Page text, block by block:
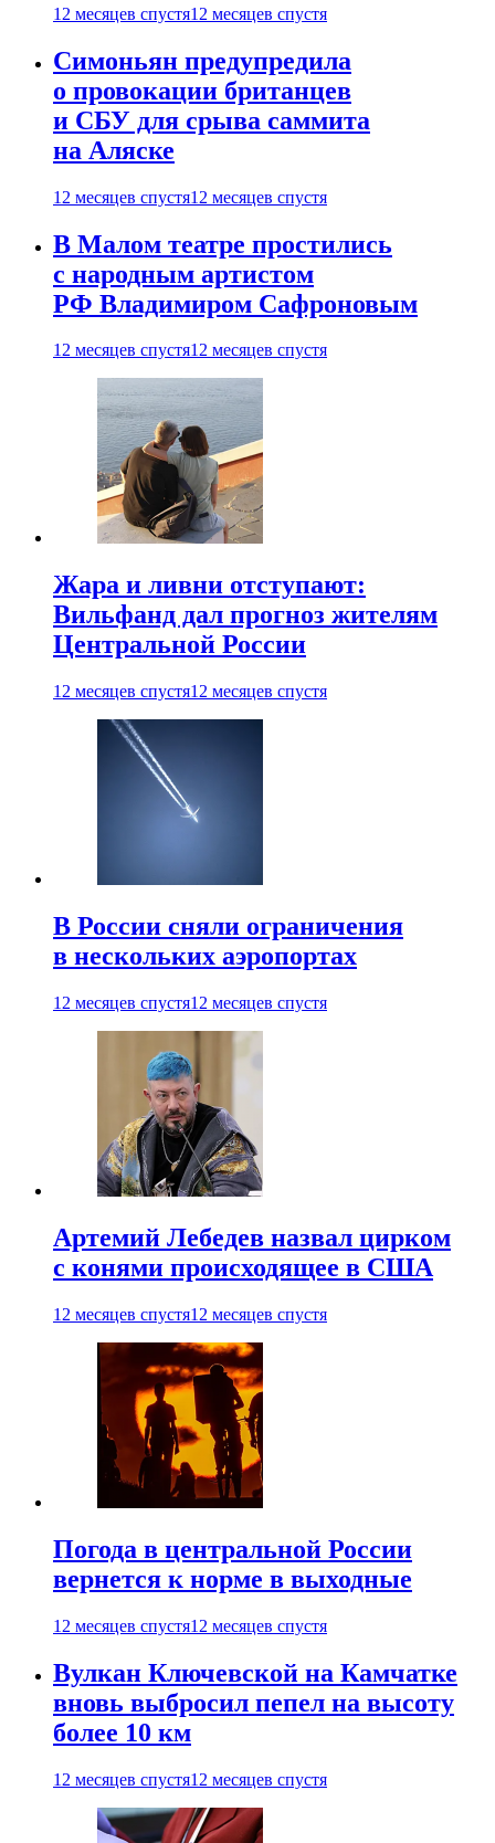
12 месяцев спустя12 месяцев спустя
Симоньян предупредила
о провокации британцев
и СБУ для срыва саммита
на Аляске
12 месяцев спустя12 месяцев спустя
В Малом театре простились
с народным артистом
РФ Владимиром Сафроновым
12 месяцев спустя12 месяцев спустя
Жара и ливни отступают:
Вильфанд дал прогноз жителям
Центральной России
12 месяцев спустя12 месяцев спустя
В России сняли ограничения
в нескольких аэропортах
12 месяцев спустя12 месяцев спустя
Артемий Лебедев назвал цирком
с конями происходящее в США
12 месяцев спустя12 месяцев спустя
Погода в центральной России
вернется к норме в выходные
12 месяцев спустя12 месяцев спустя
Вулкан Ключевской на Камчатке
вновь выбросил пепел на высоту
более 10 км
12 месяцев спустя12 месяцев спустя